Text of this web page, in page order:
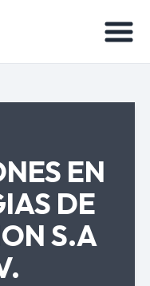
EN
DE
S.A